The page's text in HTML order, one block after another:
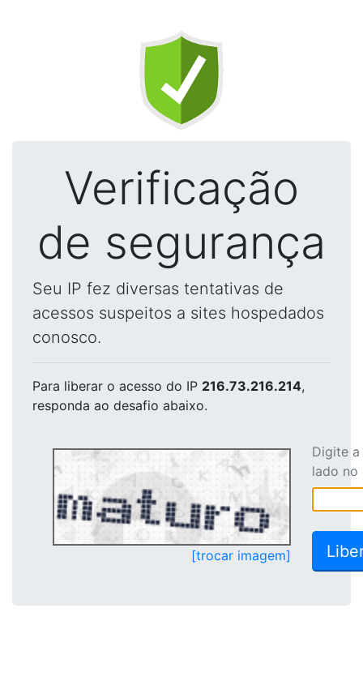
Verificação
de segurança
Seu IP fez diversas tentativas de
acessos suspeitos a sites hospedados
conosco.
Para liberar o acesso do IP 216.73.216.214,
responda ao desafio abaixo.
[trocar imagem]
Digite
lado no